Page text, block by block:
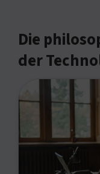
Die
der